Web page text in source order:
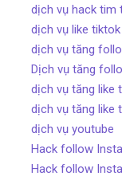
dịch vụ hack tim
dịch vụ like tiktok
dịch vụ tăng
Dịch vụ tăng
dịch vụ tăng like
dịch vụ tăng like
dịch vụ youtube
Hack follow
Hack follow